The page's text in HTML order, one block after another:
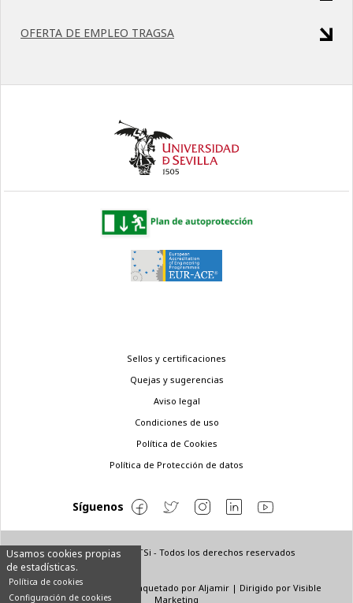
Usamos cookies propias
de estadísticas.
Política de cookies
Configuración de cookies
OFERTA DE EMPLEO TRAGSA
© Copyright 2022 ETSi - Todos los derechos reservados
Sellos y certificaciones
Quejas y sugerencias
Aviso legal
Condiciones de uso
Política de Cookies
Política de Protección de datos
Síguenos
Diseñado por | Maquetado por Aljamir| Dirigido por Visible
Marketing